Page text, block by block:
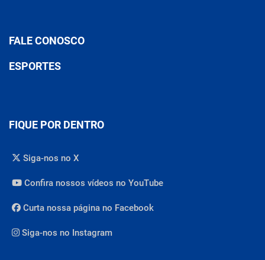
FALE CONOSCO
ESPORTES
FIQUE POR DENTRO
Siga-nos no X
Confira nossos vídeos no YouTube
Curta nossa página no Facebook
Siga-nos no Instagram